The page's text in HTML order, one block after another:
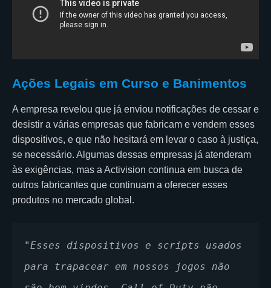
Ações Legais em Curso e Banimentos
A empresa revelou que já enviou notificações de cessar e
desistir a várias empresas que fabricam e vendem esses
dispositivos, e que não hesitará em levar o caso à justiça,
se necessário. Algumas dessas empresas já atenderam
às exigências, mas a Activision continua em busca de
outros fabricantes que continuam a oferecer esses
produtos no mercado global.
"Esses dispositivos e scripts usados
para trapacear em nossos jogos não